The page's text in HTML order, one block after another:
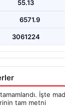
55.13
6571.9
3061224
İşte
tam metni